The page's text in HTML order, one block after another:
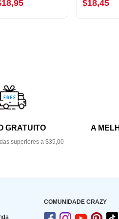
$18,45
GRATUITO
superiores a $35,00
A
COMUNIDADE CRAZY